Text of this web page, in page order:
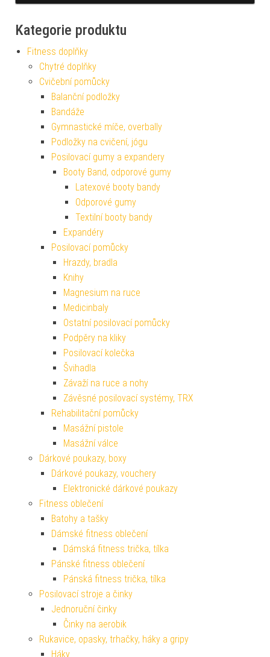
Kategorie produktu
Fitness doplňky
Chytré doplňky
Cvičební pomůcky
Balanční podložky
Bandáže
Gymnastické míče, overbally
Podložky na cvičení, jógu
Posilovací gumy a expandery
Booty Band, odporové gumy
Latexové booty bandy
Odporové gumy
Textilní booty bandy
Expandéry
Posilovací pomůcky
Hrazdy, bradla
Knihy
Magnesium na ruce
Medicinbaly
Ostatní posilovací pomůcky
Podpěry na kliky
Posilovací kolečka
Švihadla
Závaží na ruce a nohy
Závěsné posilovací systémy, TRX
Rehabilitační pomůcky
Masážní pistole
Masážní válce
Dárkové poukazy, boxy
Dárkové poukazy, vouchery
Elektronické dárkové poukazy
Fitness oblečení
Batohy a tašky
Dámské fitness oblečení
Dámská fitness trička, tílka
Pánské fitness oblečení
Pánská fitness trička, tílka
Posilovací stroje a činky
Jednoruční činky
Činky na aerobik
Rukavice, opasky, trhačky, háky a gripy
Háky